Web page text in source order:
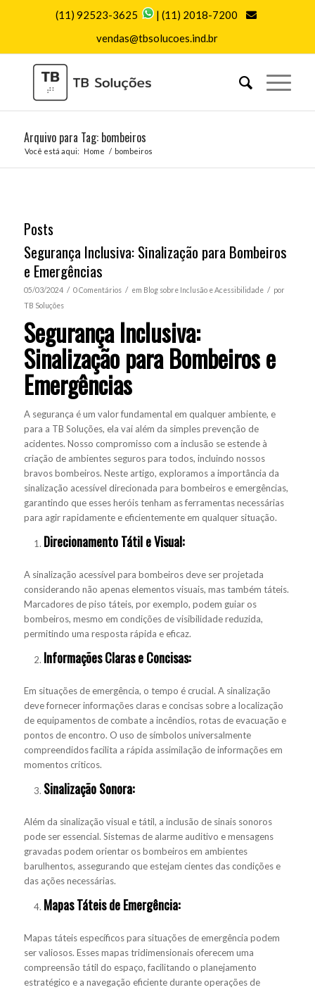
(11) 92523-3625 |(11) 2018-7200
vendas@tbsolucoes.ind.br
Arquivo para Tag: bombeiros
Você está aqui: Home / bombeiros
Posts
Segurança Inclusiva: Sinalização para Bombeiros
e Emergências
05/03/2024 / 0 Comentários / em Blog sobre Inclusão e Acessibilidade / por
TB Soluções
Segurança Inclusiva:
Sinalização para Bombeiros e
Emergências
A segurança é um valor fundamental em qualquer ambiente, e
para a TB Soluções, ela vai além da simples prevenção de
acidentes. Nosso compromisso com a inclusão se estende à
criação de ambientes seguros para todos, incluindo nossos
bravos bombeiros. Neste artigo, exploramos a importância da
sinalização acessível direcionada para bombeiros e emergências,
garantindo que esses heróis tenham as ferramentas necessárias
para agir rapidamente e eficientemente em qualquer situação.
Direcionamento Tátil e Visual:
A sinalização acessível para bombeiros deve ser projetada
considerando não apenas elementos visuais, mas também táteis.
Marcadores de piso táteis, por exemplo, podem guiar os
bombeiros, mesmo em condições de visibilidade reduzida,
permitindo uma resposta rápida e eficaz.
Informações Claras e Concisas:
Em situações de emergência, o tempo é crucial. A sinalização
deve fornecer informações claras e concisas sobre a localização
de equipamentos de combate a incêndios, rotas de evacuação e
pontos de encontro. O uso de símbolos universalmente
compreendidos facilita a rápida assimilação de informações em
momentos críticos.
Sinalização Sonora:
Além da sinalização visual e tátil, a inclusão de sinais sonoros
pode ser essencial. Sistemas de alarme auditivo e mensagens
gravadas podem orientar os bombeiros em ambientes
barulhentos, assegurando que estejam cientes das condições e
das ações necessárias.
Mapas Táteis de Emergência:
Mapas táteis específicos para situações de emergência podem
ser valiosos. Esses mapas tridimensionais oferecem uma
compreensão tátil do espaço, facilitando o planejamento
estratégico e a navegação eficiente durante operações de